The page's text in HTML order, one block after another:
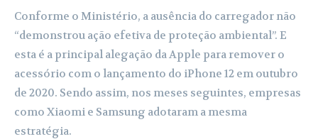
Conforme o Ministério, a ausência do carregador não
“demonstrou ação efetiva de proteção ambiental”. E
esta é a principal alegação da Apple para remover o
acessório com o lançamento do iPhone 12 em outubro
de 2020. Sendo assim, nos meses seguintes, empresas
como Xiaomi e Samsung adotaram a mesma
estratégia.